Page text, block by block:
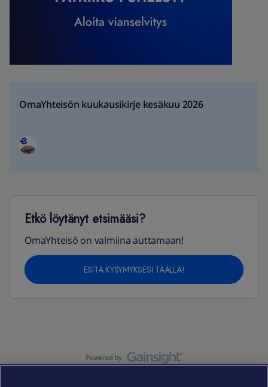
OmaYhteisön kuukausikirje kesäkuu 2026
Etkö löytänyt etsimääsi?
OmaYhteisö on valmiina auttamaan!
ESITÄ KYSYMYKSESI TÄÄLLÄ!